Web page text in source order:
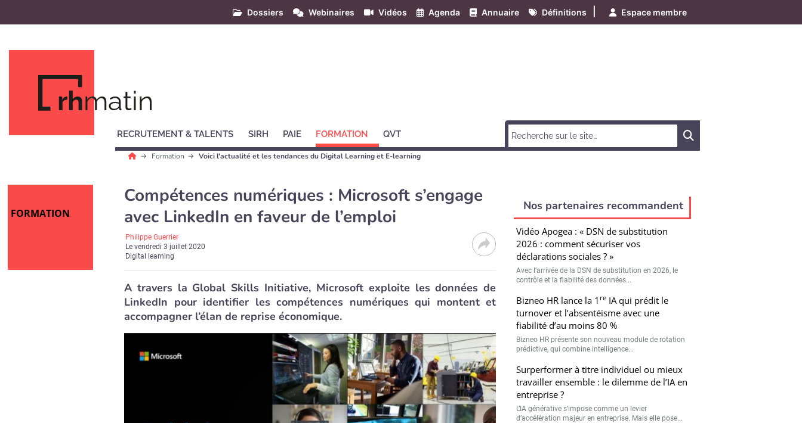
Dossiers Webinaires Vidéos Agenda Annuaire Définitions Espace membre
rhmatin
RECRUTEMENT & TALENTS SIRH PAIE FORMATION QVT
Formation Voici l'actualité et les tendances du Digital Learning et E-learning
FORMATION
Compétences numériques : Microsoft s’engage
avec LinkedIn en faveur de l’emploi
Philippe Guerrier
Levendredi 3 juillet 2020
Digital learning
A travers la Global Skills Initiative, Microsoft exploite les données de
LinkedIn pour identifier les compétences numériques qui montent et
accompagner l’élan de reprise économique.
Nos partenaires recommandent
Vidéo Apogea : « DSN de substitution
2026 : comment sécuriser vos
déclarations sociales ? »
Avec l’arrivée de la DSN de substitution en 2026, le
contrôle et la fiabilité des données...
Bizneo HR lance la 1 reIA qui prédit le
turnover et l’absentéisme avec une
fiabilité d’au moins 80 %
Bizneo HR présente son nouveau module de rotation
prédictive, qui combine intelligence...
Surperformer à titre individuel ou mieux
travailler ensemble : le dilemme de l’IA en
entreprise ?
L’IA générative s’impose comme un levier
d’accélération majeur en entreprise. Mais elle pose...